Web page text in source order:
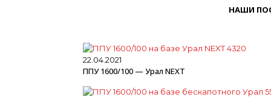
НАШИ
22.04.2021
ППУ 1600/100 — Урал NEXT